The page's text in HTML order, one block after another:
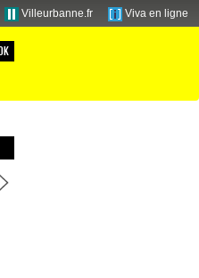
Villeurbanne.fr Viva en ligne